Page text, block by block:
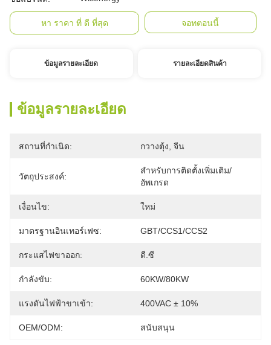
หา ราคา ที่ ดี ที่สุด จอทตอนนี้
ข้อมูลรายละเอียด รายละเอียดสินค้า
ข้อมูลรายละเอียด
สถานที่กำเนิด: กวางตุ้ง, จีน
วัตถุประสงค์:
สำหรับการติดตั้งเพิ่มเติม/
อัพเกรด
เงื่อนไข: ใหม่
มาตรฐานอินเทอร์เฟซ: GBT/CCS1/CCS2
กระแสไฟขาออก: ดี.ซี
กำลังขับ: 60KW/80KW
แรงดันไฟฟ้าขาเข้า: 400VAC ± 10%
OEM/ODM: สนับสนุน